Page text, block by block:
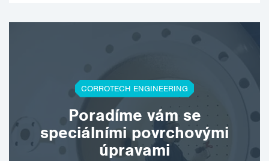
CORROTECH ENGINEERING
Poradíme vám se
speciálními povrchovými
úpravami